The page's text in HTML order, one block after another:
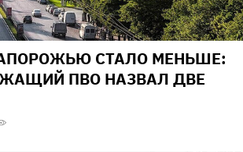
СТАЛО МЕНЬШЕ:
ПВО НАЗВАЛ ДВЕ